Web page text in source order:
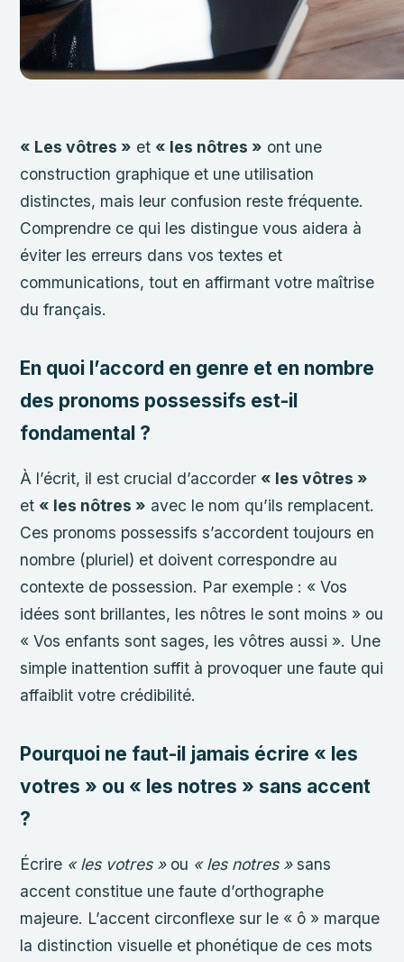
« Les vôtres » et « les nôtres » ont une
construction graphique et une utilisation
distinctes, mais leur confusion reste fréquente.
Comprendre ce qui les distingue vous aidera à
éviter les erreurs dans vos textes et
communications, tout en affirmant votre maîtrise
du français.
En quoi l’accord en genre et en nombre
des pronoms possessifs est-il
fondamental ?
À l’écrit, il est crucial d’accorder « les vôtres »
et « les nôtres » avec le nom qu’ils remplacent.
Ces pronoms possessifs s’accordent toujours en
nombre (pluriel) et doivent correspondre au
contexte de possession. Par exemple : « Vos
idées sont brillantes, les nôtres le sont moins » ou
« Vos enfants sont sages, les vôtres aussi ». Une
simple inattention suffit à provoquer une faute qui
affaiblit votre crédibilité.
Pourquoi ne faut-il jamais écrire « les
votres » ou « les notres » sans accent
?
Écrire « les votres »ou « les notres »sans
accent constitue une faute d’orthographe
majeure. L’accent circonflexe sur le « ô » marque
la distinction visuelle et phonétique de ces mots